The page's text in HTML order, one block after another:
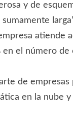
y de
atiende
el número de
de
en la nube